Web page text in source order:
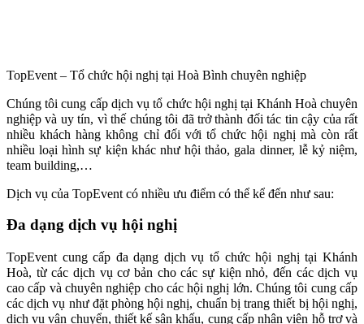
TopEvent – Tổ chức hội nghị tại Hoà Bình chuyên nghiệp
Chúng tôi cung cấp dịch vụ tổ chức hội nghị tại Khánh Hoà chuyên
nghiệp và uy tín, vì thế chúng tôi đã trở thành đối tác tin cậy của rất
nhiều khách hàng không chỉ đối với tổ chức hội nghị mà còn rất
nhiều loại hình sự kiện khác như hội thảo, gala dinner, lễ kỷ niệm,
team building,…
Dịch vụ của TopEvent có nhiều ưu điểm có thể kể đến như sau:
Đa dạng dịch vụ hội nghị
TopEvent cung cấp đa dạng dịch vụ tổ chức hội nghị tại Khánh
Hoà, từ các dịch vụ cơ bản cho các sự kiện nhỏ, đến các dịch vụ
cao cấp và chuyên nghiệp cho các hội nghị lớn. Chúng tôi cung cấp
các dịch vụ như đặt phòng hội nghị, chuẩn bị trang thiết bị hội nghị,
dịch vụ vận chuyển, thiết kế sân khấu, cung cấp nhân viên hỗ trợ và